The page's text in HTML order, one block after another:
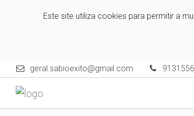
Este site utiliza cookies para permitir a
geral.sabioexito@gmail.com